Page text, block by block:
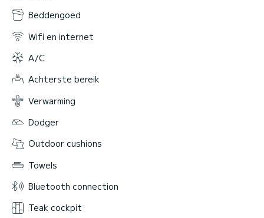
Beddengoed
Wifi en internet
A/C
Achterste bereik
Verwarming
Dodger
Outdoor cushions
Towels
Bluetooth connection
Teak cockpit